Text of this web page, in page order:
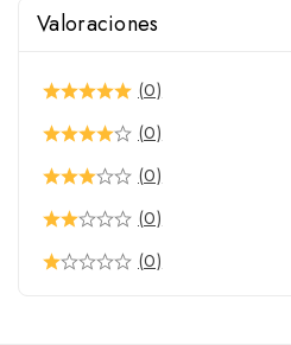
Valoraciones
(0)
(0)
(0)
(0)
(0)